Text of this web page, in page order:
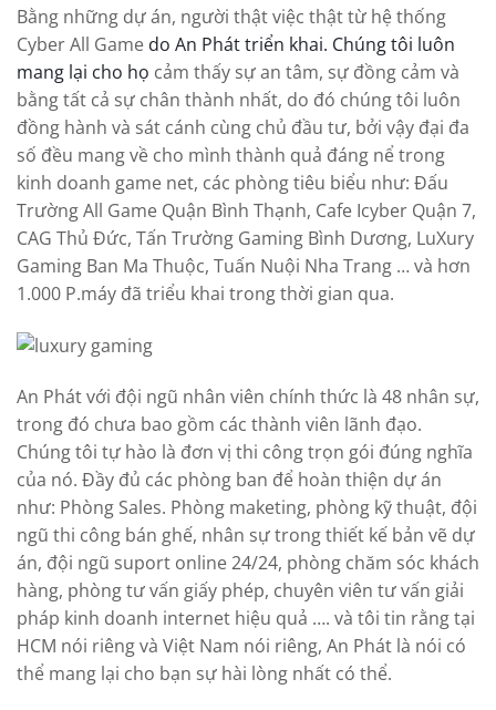
Bằng những dự án, người thật việc thật từ hệ thống
Cyber All Game do An Phát triển khai. Chúng tôi luôn
mang lại cho họ cảm thấy sự an tâm, sự đồng cảm và
bằng tất cả sự chân thành nhất, do đó chúng tôi luôn
đồng hành và sát cánh cùng chủ đầu tư, bởi vậy đại đa
số đều mang về cho mình thành quả đáng nể trong
kinh doanh game net, các phòng tiêu biểu như: Đấu
Trường All Game Quận Bình Thạnh, Cafe Icyber Quận 7,
CAG Thủ Đức, Tấn Trường Gaming Bình Dương, LuXury
Gaming Ban Ma Thuộc, Tuấn Nuội Nha Trang … và hơn
1.000 P.máy đã triểu khai trong thời gian qua.
An Phát với đội ngũ nhân viên chính thức là 48 nhân sự,
trong đó chưa bao gồm các thành viên lãnh đạo.
Chúng tôi tự hào là đơn vị thi công trọn gói đúng nghĩa
của nó. Đầy đủ các phòng ban để hoàn thiện dự án
như: Phòng Sales. Phòng maketing, phòng kỹ thuật, đội
ngũ thi công bán ghế, nhân sự trong thiết kế bản vẽ dự
án, đội ngũ suport online 24/24, phòng chăm sóc khách
hàng, phòng tư vấn giấy phép, chuyên viên tư vấn giải
pháp kinh doanh internet hiệu quả …. và tôi tin rằng tại
HCM nói riêng và Việt Nam nói riêng, An Phát là nói có
thể mang lại cho bạn sự hài lòng nhất có thể.